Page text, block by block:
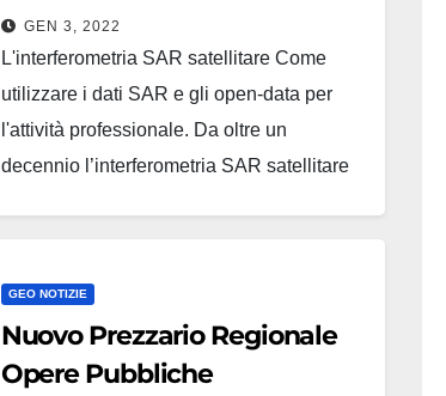
del webinar Per partecipare all’evento
online,…
GEN 3, 2022
L'interferometria SAR satellitare Come
utilizzare i dati SAR e gli open-data per
l'attività professionale. Da oltre un
decennio l’interferometria SAR satellitare
Scienze della Terra per lo studio e il
monitoraggio delle deformazioni del suolo
e…
GEO NOTIZIE
Nuovo Prezzario Regionale
Opere Pubbliche